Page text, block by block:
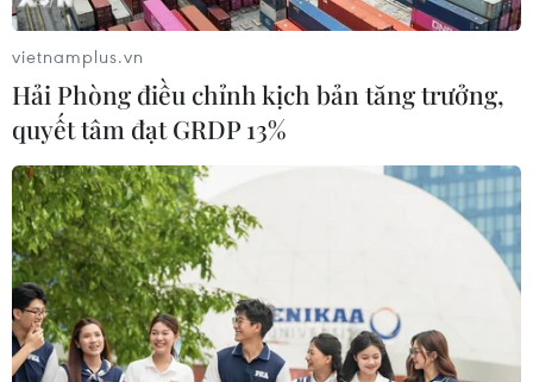
vietnamplus.vn
Hải Phòng điều chỉnh kịch bản tăng trưởng,
quyết tâm đạt GRDP 13%